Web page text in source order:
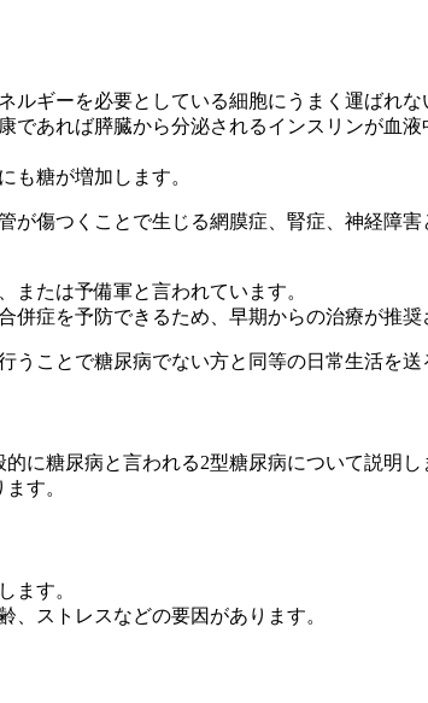
ルギーを必要としている細胞にうまく運ばれ
であれば膵臓から分泌されるインスリンが血
も糖が増加します。
が傷つくことで生じる網膜症、腎症、神経障
または予備軍と言われています。
症を予防できるため、早期からの治療が推奨
うことで糖尿病でない方と同等の日常生活を
に糖尿病と言われる2型糖尿病について説明し
す。
ます。
、ストレスなどの要因があります。